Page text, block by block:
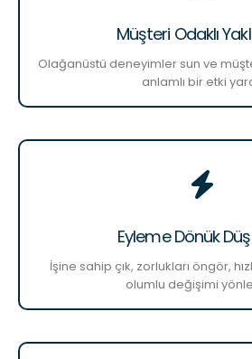
Müşteri Odaklı
Olağanüstü deneyimler sun ve
anlamlı bir etki
Eyleme Dönük
İşine sahip çık, zorlukları öngör,
olumlu değişimi